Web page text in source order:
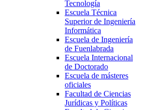
Tecnología
Escuela Técnica
Superior de Ingeniería
Informática
Escuela de Ingeniería
de Fuenlabrada
Escuela Internacional
de Doctorado
Escuela de másteres
oficiales
Facultad de Ciencias
Jurídicas y Políticas